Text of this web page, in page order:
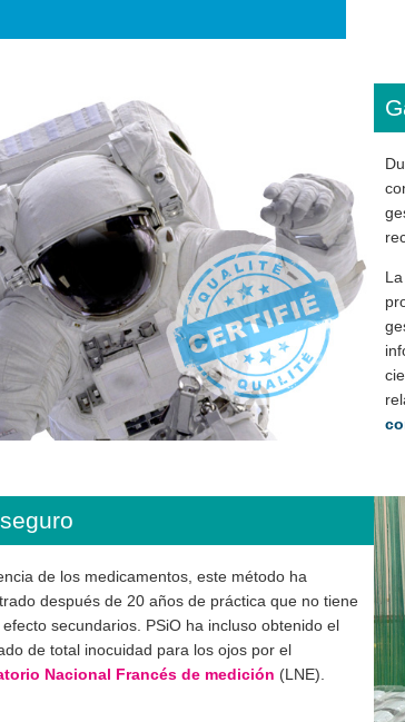
La
de los medicamentos, este método ha
después de 20 años de práctica que no tiene
efecto secundarios. PSiO ha incluso obtenido el
de total inocuidad para los ojos por el
Nacional Francés de medición (LNE).